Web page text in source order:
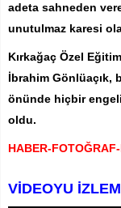
adeta sahneden
unutulmaz karesi
Kırkağaç Özel
İbrahim Gönlüaçık,
önünde hiçbir
oldu.
HABER-
VİDEOYU